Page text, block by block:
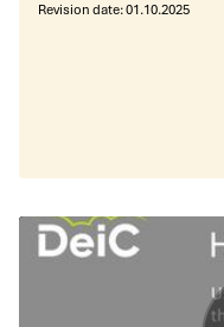
Revision date:01.10.2025